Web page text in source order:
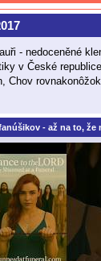
- nedoceněné
v České
Chov
- až na to, že